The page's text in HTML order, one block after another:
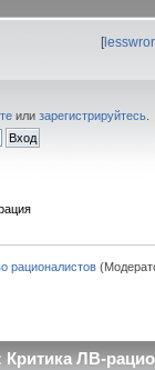
[
или зарегистрируйтесь
рационалистов
Критика ЛВ-